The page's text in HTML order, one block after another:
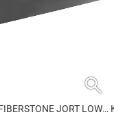
search
КАШПО FIBERSTONE JORT LOW M GREY